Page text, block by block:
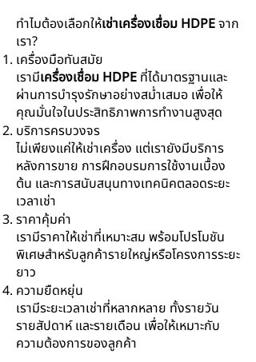
ทำไมต้องเลือกให้เช่าเครื่องเชื่อม HDPEจาก
เรา?
เครื่องมือทันสมัย
เรามีเครื่องเชื่อม HDPE ที่ได้มาตรฐานและ
ผ่านการบำรุงรักษาอย่างสม่ำเสมอ เพื่อให้
คุณมั่นใจในประสิทธิภาพการทำงานสูงสุด
บริการครบวงจร
ไม่เพียงแค่ให้เช่าเครื่อง แต่เรายังมีบริการ
หลังการขาย การฝึกอบรมการใช้งานเบื้อง
ต้น และการสนับสนุนทางเทคนิคตลอดระยะ
เวลาเช่า
ราคาคุ้มค่า
เรามีราคาให้เช่าที่เหมาะสม พร้อมโปรโมชัน
พิเศษสำหรับลูกค้ารายใหญ่หรือโครงการระยะ
ยาว
ความยืดหยุ่น
เรามีระยะเวลาเช่าที่หลากหลาย ทั้งรายวัน
รายสัปดาห์ และรายเดือน เพื่อให้เหมาะกับ
ความต้องการของลูกค้า